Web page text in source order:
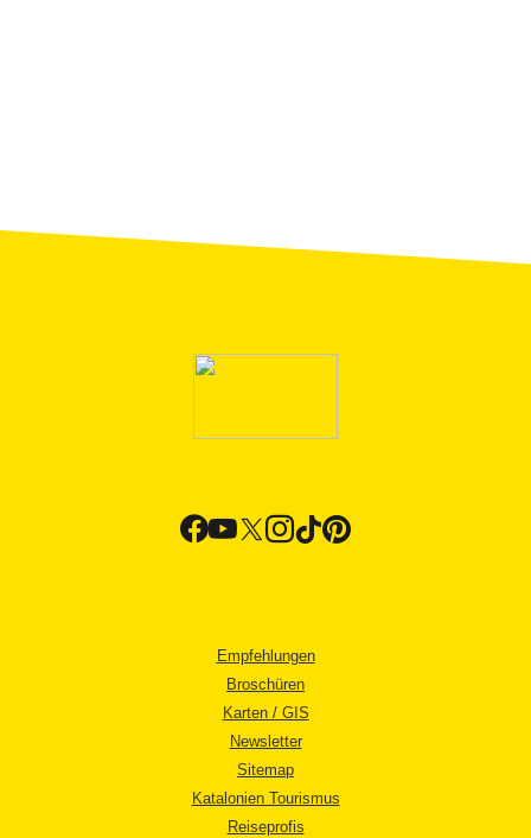
Empfehlungen
Broschüren
Karten / GIS
Newsletter
Sitemap
Katalonien Tourismus
Reiseprofis